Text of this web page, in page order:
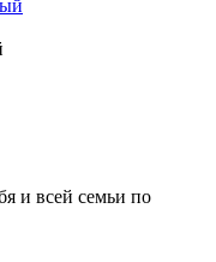
и всей семьи по